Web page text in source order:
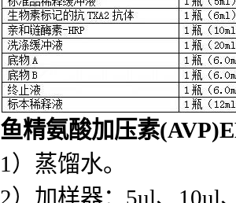
鱼精氨酸加压素
1）蒸馏水。
2）加样器：5ul、10ul
3）振荡器及磁力搅拌
鱼精氨酸加压素
1）避免直接接触终